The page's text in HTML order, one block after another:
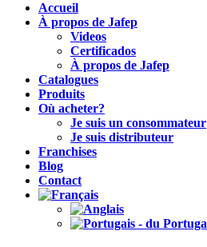
Accueil
À propos de Jafep
Videos
Certificados
À propos de Jafep
Catalogues
Produits
Où acheter?
Je suis un consommateur
Je suis distributeur
Franchises
Blog
Contact